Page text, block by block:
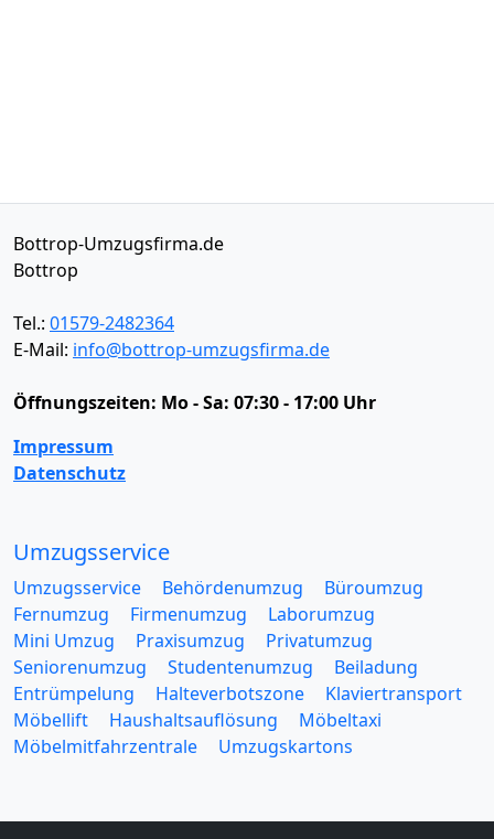
Bottrop-Umzugsfirma.de
Bottrop
Tel.: 01579-2482364
E-Mail: info@bottrop-umzugsfirma.de
Öffnungszeiten: Mo - Sa: 07:30 - 17:00 Uhr
Impressum
Datenschutz
Umzugsservice
Umzugsservice Behördenumzug
Büroumzug
Fernumzug
Firmenumzug
Laborumzug
Mini Umzug
Praxisumzug
Privatumzug
Seniorenumzug
Studentenumzug
Beiladung
Entrümpelung
Halteverbotszone
Klaviertransport
Möbellift
Haushaltsauflösung
Möbeltaxi
Möbelmitfahrzentrale
Umzugskartons